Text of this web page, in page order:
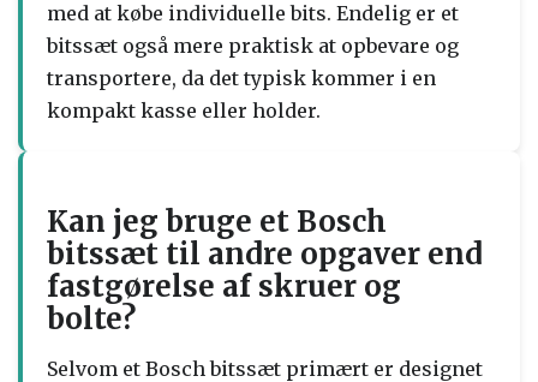
med at købe individuelle bits. Endelig er et
bitssæt også mere praktisk at opbevare og
transportere, da det typisk kommer i en
kompakt kasse eller holder.
Kan jeg bruge et Bosch
bitssæt til andre opgaver end
fastgørelse af skruer og
bolte?
Selvom et Bosch bitssæt primært er designet